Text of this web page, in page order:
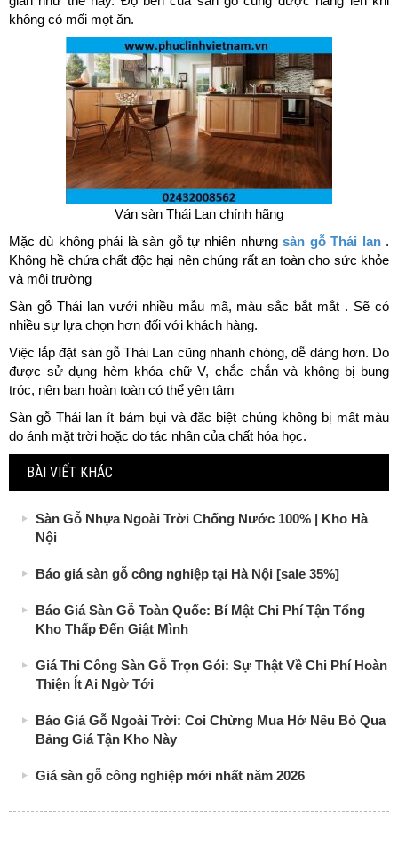
không có mối mọt ăn.
Ván sàn Thái Lan chính hãng
Mặc dù không phải là sàn gỗ tự nhiên nhưngsàn gỗ Thái lan.
Không hề chứa chất độc hại nên chúng rất an toàn cho sức khỏe
và môi trường
Sàn gỗ Thái lan vưới nhiều mẫu mã, màu sắc bắt mắt . Sẽ có
nhiều sự lựa chọn hơn đối với khách hàng.
Việc lắp đặt sàn gỗ Thái Lan cũng nhanh chóng, dễ dàng hơn. Do
được sử dụng hèm khóa chữ V, chắc chắn và không bị bung
tróc, nên bạn hoàn toàn có thể yên tâm
Sàn gỗ Thái lan ít bám bụi và đăc biệt chúng không bị mất màu
do ánh mặt trời hoặc do tác nhân của chất hóa học.
BÀI VIẾT KHÁC
Sàn Gỗ Nhựa Ngoài Trời Chống Nước 100% | Kho Hà
Nội
Báo giá sàn gỗ công nghiệp tại Hà Nội [sale 35%]
Báo Giá Sàn Gỗ Toàn Quốc: Bí Mật Chi Phí Tận Tổng
Kho Thấp Đến Giật Mình
Giá Thi Công Sàn Gỗ Trọn Gói: Sự Thật Về Chi Phí Hoàn
Thiện Ít Ai Ngờ Tới
Báo Giá Gỗ Ngoài Trời: Coi Chừng Mua Hớ Nếu Bỏ Qua
Bảng Giá Tận Kho Này
Giá sàn gỗ công nghiệp mới nhất năm 2026